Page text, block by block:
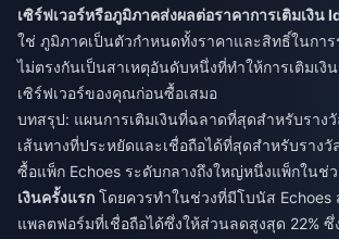
เซิร์ฟเวอร์หรือภูมิภาคส่งผลต่อราคาการเติมเงิน
ใช่ ภูมิภาคเป็นตัวกำหนดทั้งราคาและสิทธิ์ในการ
ไม่ตรงกันเป็นสาเหตุอันดับหนึ่งที่ทำให้การเติมเงิ
เซิร์ฟเวอร์ของคุณก่อนซื้อเสมอ
บทสรุป: แผนการเติมเงินที่ฉลาดที่สุดสำหรับราง
เส้นทางที่ประหยัดและเชื่อถือได้ที่สุดสำหรับรางวั
ซื้อแพ็ก Echoes ระดับกลางถึงใหญ่หนึ่งแพ็กในช่
เงินครั้งแรก โดยควรทำในช่วงที่มีโบนัส Echoes
แพลตฟอร์มที่เชื่อถือได้ซึ่งให้ส่วนลดสูงสุด 22%